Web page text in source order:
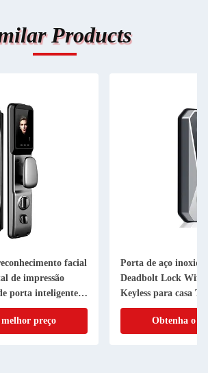
Products
facial
de impressão
porta inteligente
preço
Porta de aço
Deadbolt Lock Wifi
Keyless para casa
Obtenha o